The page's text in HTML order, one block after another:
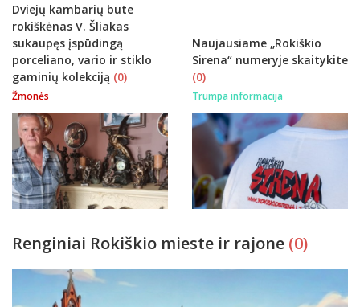
Dviejų kambarių bute
rokiškėnas V. Šliakas
sukaupęs įspūdingą
porceliano, vario ir stiklo
gaminių kolekciją (0)
Žmonės
Naujausiame „Rokiškio
Sirena“ numeryje skaitykite
(0)
Trumpa informacija
Renginiai Rokiškio mieste ir rajone (0)